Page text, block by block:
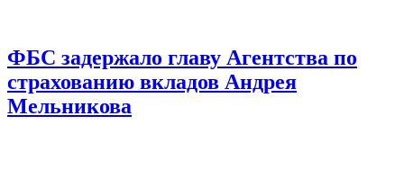
ФБС задержало главу Агентства по
страхованию вкладов Андрея
Мельникова